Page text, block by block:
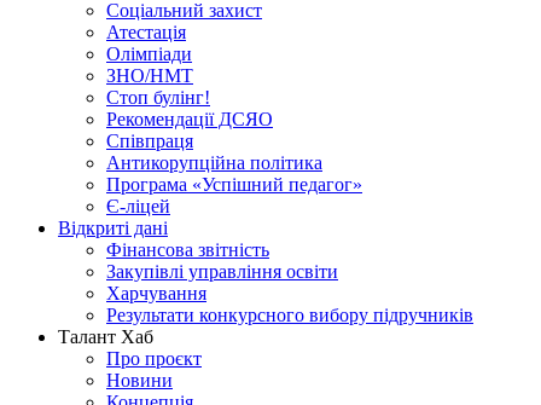
Соціальний захист
Атестація
Олімпіади
ЗНО/НМТ
Стоп булінг!
Рекомендації ДСЯО
Співпраця
Антикорупційна політика
Програма «Успішний педагог»
Є-ліцей
Відкриті дані
Фінансова звітність
Закупівлі управління освіти
Харчування
Результати конкурсного вибору підручників
Талант Хаб
Про проєкт
Новини